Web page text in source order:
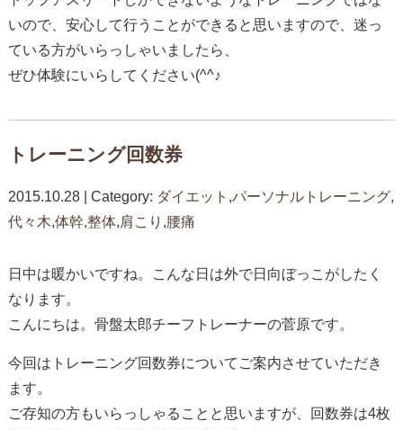
いので、安心して行うことができると思いますので、迷っ
ている方がいらっしゃいましたら、
ぜひ体験にいらしてください(^^♪
トレーニング回数券
2015.10.28 | Category: ダイエット ,パーソナルトレーニング,
代々木,体幹,整体,肩こり ,腰痛
日中は暖かいですね。こんな日は外で日向ぼっこがしたく
なります。
こんにちは。骨盤太郎チーフトレーナーの菅原です。
今回はトレーニング回数券についてご案内させていただき
ます。
ご存知の方もいらっしゃることと思いますが、回数券は4枚